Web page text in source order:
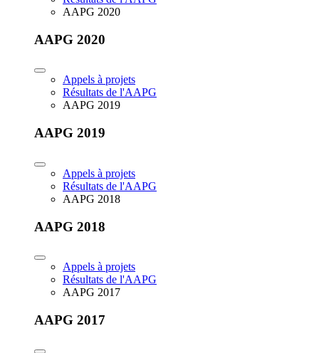
AAPG 2020
AAPG 2020
Appels à projets
Résultats de l'AAPG
AAPG 2019
AAPG 2019
Appels à projets
Résultats de l'AAPG
AAPG 2018
AAPG 2018
Appels à projets
Résultats de l'AAPG
AAPG 2017
AAPG 2017